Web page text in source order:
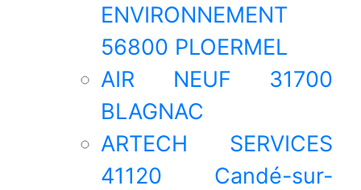
ENVIRONNEMENT
56800 PLOERMEL
AIR NEUF 31700
BLAGNAC
ARTECH SERVICES
41120 Candé-sur-